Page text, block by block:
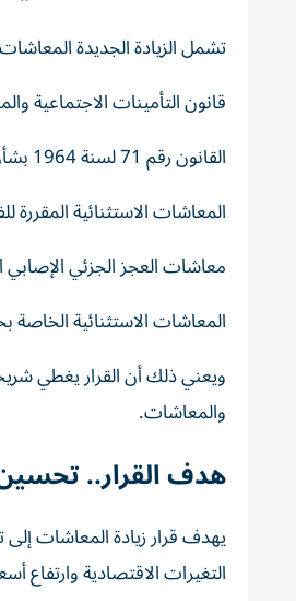
تشمل الزيادة الجديدة
قانون التأمينات الاجتماعية
القانون رقم 71 لسنة 1964 بشأن منح المعاشات والمكافآت الاستثنائية.
المعاشات الاستثنائية المقررة
معاشات العجز الجزئي الإصابي
المعاشات الاستثنائية الخاصة
ويعني ذلك أن القرار يغطي
والمعاشات.
هدف القرار..
يهدف قرار زيادة المعاشات
التغيرات الاقتصادية وارتفاع